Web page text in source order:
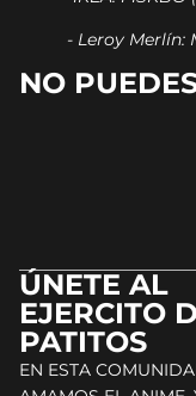
- Leroy Merlín:
NO
ÚNETE AL
EJERCITO
PATITOS
EN ESTA